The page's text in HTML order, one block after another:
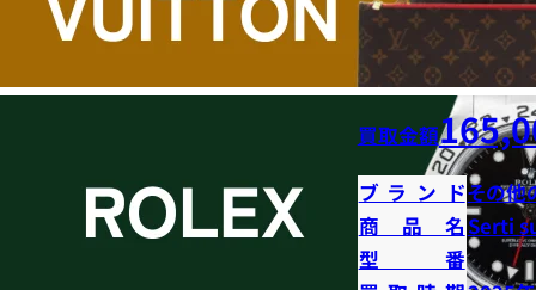
買取金額
ブランドその他
商品名 Serti
型番